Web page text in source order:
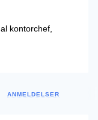
kontorchef,
ANMELDELSER